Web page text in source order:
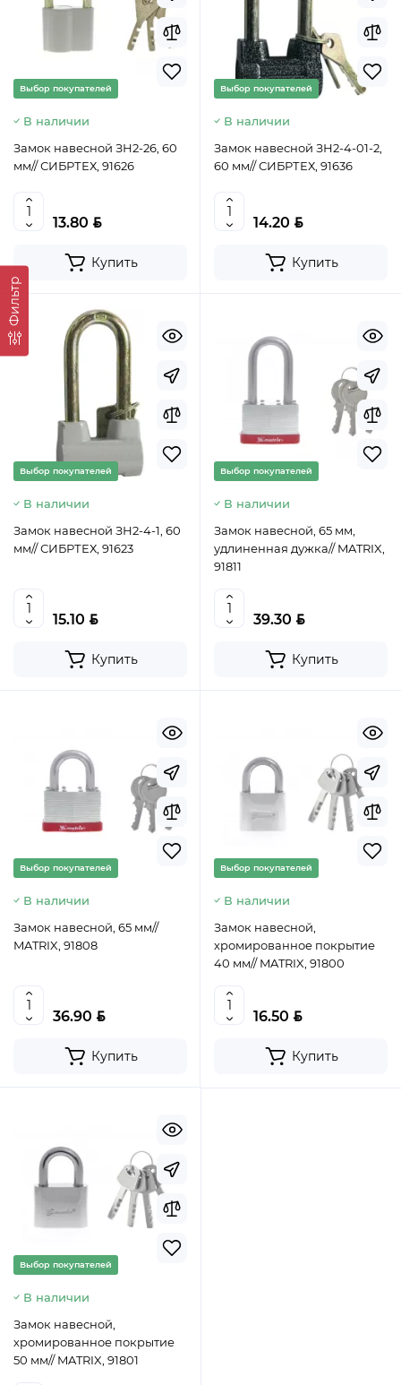
Фильтр
Выбор покупателей
В наличии
Замок навесной ЗН2-26, 60
мм// СИБРТЕХ, 91626
13.80 BYN
Купить
Выбор покупателей
В наличии
Замок навесной ЗН2-4-01-2,
60 мм// СИБРТЕХ, 91636
14.20 BYN
Купить
Выбор покупателей
В наличии
Замок навесной ЗН2-4-1, 60
мм// СИБРТЕХ, 91623
15.10 BYN
Купить
Выбор покупателей
В наличии
Замок навесной, 65 мм,
удлиненная дужка// MATRIX,
91811
39.30 BYN
Купить
Выбор покупателей
В наличии
Замок навесной, 65 мм//
MATRIX, 91808
36.90 BYN
Купить
Выбор покупателей
В наличии
Замок навесной,
хромированное покрытие
40 мм// MATRIX, 91800
16.50 BYN
Купить
Выбор покупателей
В наличии
Замок навесной,
хромированное покрытие
50 мм// MATRIX, 91801